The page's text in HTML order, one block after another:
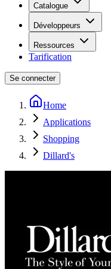
Catalogue
Développeurs
Ressources
Tarification
Se connecter
Home
Applications
Shopping
Dillard's